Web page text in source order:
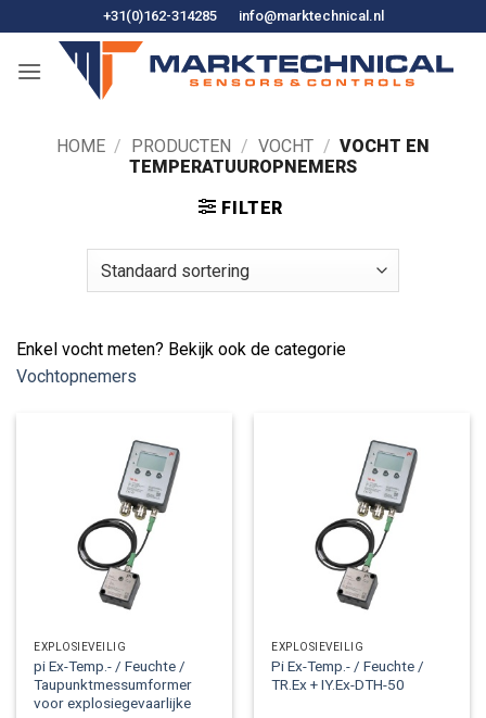
naar
+31(0)162-314285 info@marktechnical.nl
HOME / PRODUCTEN / VOCHT / VOCHT EN
TEMPERATUUROPNEMERS
FILTER
Enkel vocht meten? Bekijk ook de categorie
Vochtopnemers
EXPLOSIEVEILIG
pi Ex-Temp.- / Feuchte /
Taupunktmessumformer
voor explosiegevaarlijke
EXPLOSIEVEILIG
Pi Ex-Temp.- / Feuchte /
TR.Ex + IY.Ex-DTH-50